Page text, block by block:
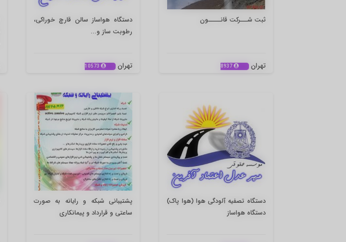
پشتیبانی شبکه و رایانه به صورت
ساعتی و قرارداد و پیمانکاری
دستگاه تصفیه آلودگی هوا (هوا پاک)
دستگاه هواساز
دستگاه هواساز سالن قارچ خوراکی،
رطوبت ساز و...
تهران 10573
ثبت شـــرکت قانـــــون
تهران 8937